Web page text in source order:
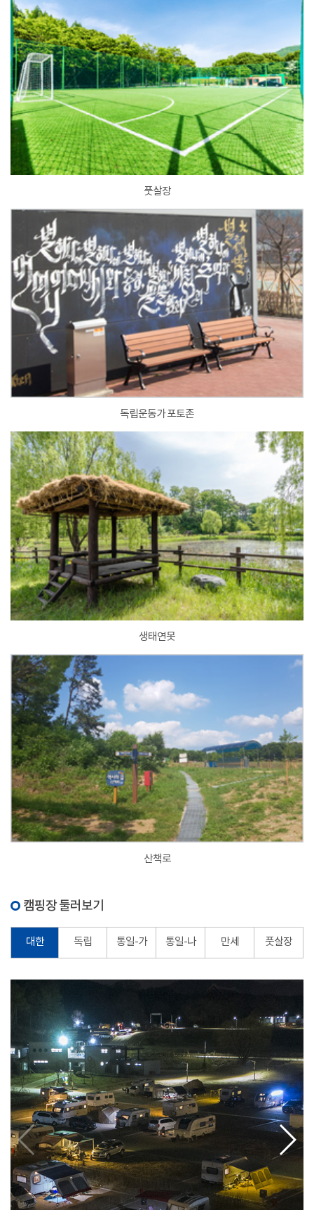
풋살장
독립운동가 포토존
생태연못
산책로
캠핑장 둘러보기
대한 독립 통일-가 통일-나 만세 풋살장